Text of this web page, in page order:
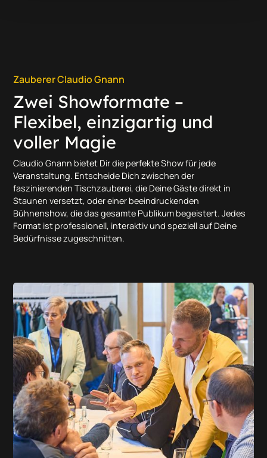
Zauberer Claudio Gnann
Zwei Showformate –
Flexibel, einzigartig und
voller Magie
Claudio Gnann bietet Dir die perfekte Show für jede
Veranstaltung. Entscheide Dich zwischen der
faszinierenden Tischzauberei, die Deine Gäste direkt in
Staunen versetzt, oder einer beeindruckenden
Bühnenshow, die das gesamte Publikum begeistert. Jedes
Format ist professionell, interaktiv und speziell auf Deine
Bedürfnisse zugeschnitten.